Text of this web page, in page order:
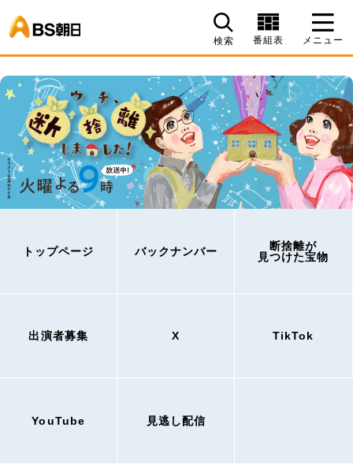
検索 番組表 メニュー
トップページ バックナンバー
断捨離が
見つけた宝物
出演者募集 X TikTok
YouTube 見逃し配信